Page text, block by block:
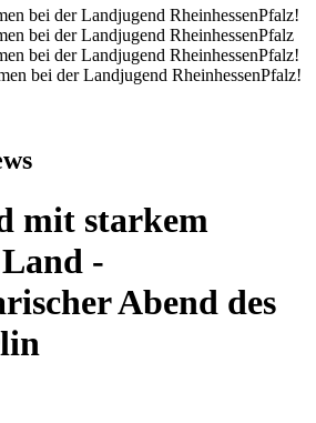
bei der Landjugend RheinhessenPfalz!
bei der Landjugend RheinhessenPfalz
bei der Landjugend RheinhessenPfalz!
bei der Landjugend RheinhessenPfalz!
mit starkem
-
Abend des